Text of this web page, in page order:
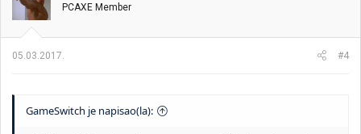
PCAXE Member
05.03.2017. #4
GameSwitch je napisao(la):